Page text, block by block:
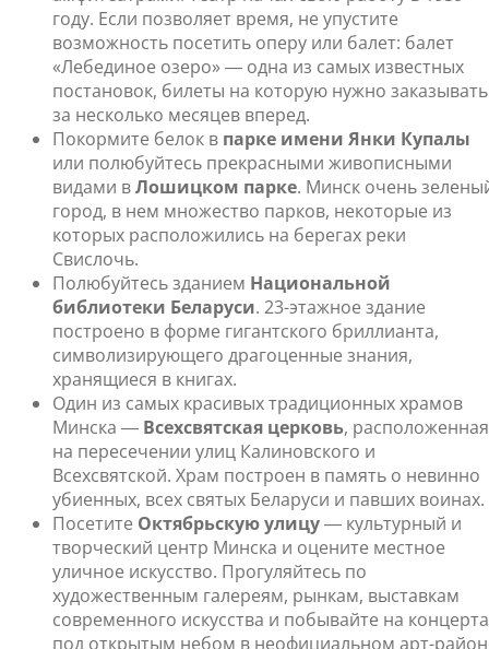
году. Если позволяет время, не упустите
возможность посетить оперу или балет: балет
«Лебединое озеро» ― одна из самых известных
постановок, билеты на которую нужно заказывать
за несколько месяцев вперед.
Покормите белок в парке имени Янки Купалы
или полюбуйтесь прекрасными живописными
видами вЛошицком парке. Минск очень
город, в нем множество парков, некоторые из
которых расположились на берегах реки
Свислочь.
Полюбуйтесь зданием Национальной
библиотеки Беларуси. 23-этажное здание
построено в форме гигантского бриллианта,
символизирующего драгоценные знания,
хранящиеся в книгах.
Один из самых красивых традиционных храмов
Минска ― Всехсвятская церковь, расположенная
на пересечении улиц Калиновского и
Всехсвятской. Храм построен в память о невинно
убиенных, всех святых Беларуси и павших воинах.
Посетите Октябрьскую улицу― культурный и
творческий центр Минска и оцените местное
уличное искусство. Прогуляйтесь по
художественным галереям, рынкам, выставкам
современного искусства и побывайте на
под открытым небом в неофициальном арт-